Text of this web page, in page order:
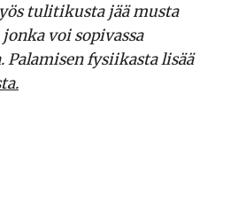
tulitikusta jää musta
voi sopivassa
Palamisen fysiikasta lisää